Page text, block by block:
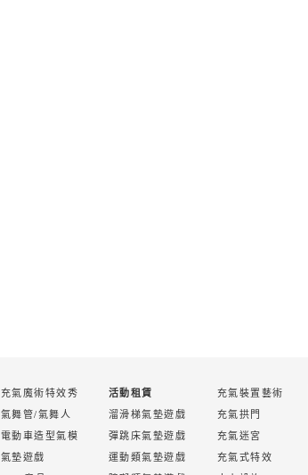
充氣魔術特效秀
氣舞管/氣舞人
電動車造型氣模
氣墊遊戲
活動租賃
溜滑梯氣墊遊戲
彈跳床氣墊遊戲
運動類氣墊遊戲
充氣裝置藝術
充氣拱門
充氣迷宮
充氣式特效